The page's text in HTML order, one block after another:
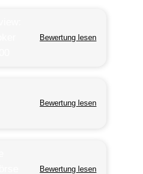
Bewertung lesen
Bewertung lesen
Bewertung lesen